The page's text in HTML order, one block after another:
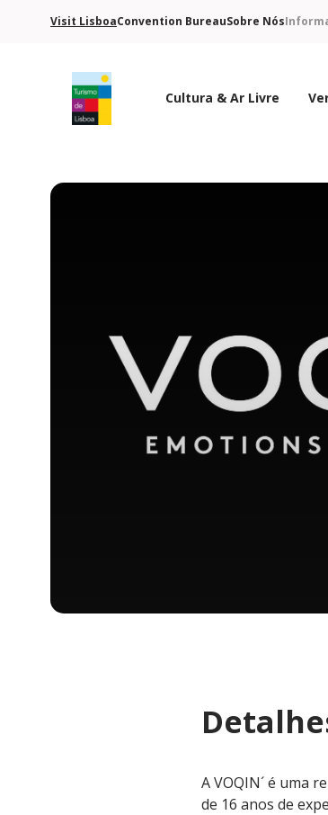
Visit LisboaConvention BureauSobre Nós
Cultura & Ar Livre
A VOQIN´ é uma
de 16 anos de